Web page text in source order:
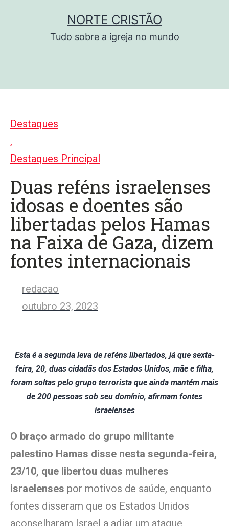
NORTE CRISTÃO
Tudo sobre a igreja no mundo
Destaques
,
Destaques Principal
Duas reféns israelenses
idosas e doentes são
libertadas pelos Hamas
na Faixa de Gaza, dizem
fontes internacionais
redacao
outubro 23, 2023
Esta é a segunda leva de reféns libertados, já que sexta-
feira, 20, duas cidadãs dos Estados Unidos, mãe e filha,
foram soltas pelo grupo terrorista que ainda mantém mais
de 200 pessoas sob seu domínio, afirmam fontes
israelenses
O braço armado do grupo militante
palestino Hamas disse nesta segunda-feira,
23/10, que libertou duas mulheres
israelenses por motivos de saúde, enquanto
fontes disseram que os Estados Unidos
aconselharam Israel a adiar um ataque